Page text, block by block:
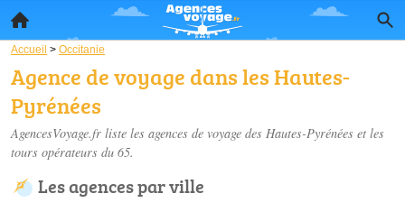
Accueil > Occitanie
Agence de voyage dans les Hautes-
Pyrénées
AgencesVoyage.fr liste les agences de voyage des Hautes-Pyrénées et les
tours opérateurs du 65.
Les agences par ville